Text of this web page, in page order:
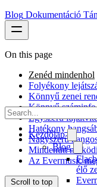
Blog Dokumentáció
Kezdőlap
Blog
élő
On this page
Zenéd mindenhol
Folyékony
Könnyű zenei
Könnyű
Egyszerű
Hatékony
Nagyszerű
Mindenütt
Az Evermusic
Scroll to top